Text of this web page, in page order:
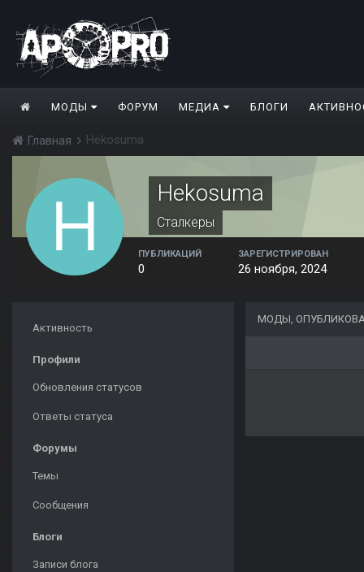
МОДЫ ФОРУМ МЕДИА БЛОГИ
Главная Hekosuma
Hekosuma
Сталкеры
ПУБЛИКАЦИЙ
0
ЗАРЕГИСТРИРОВАН
26 ноября, 2024
Активность
Профили
Обновления статусов
Ответы статуса
Форумы
Темы
Сообщения
Блоги
Записи блога
МОДЫ,